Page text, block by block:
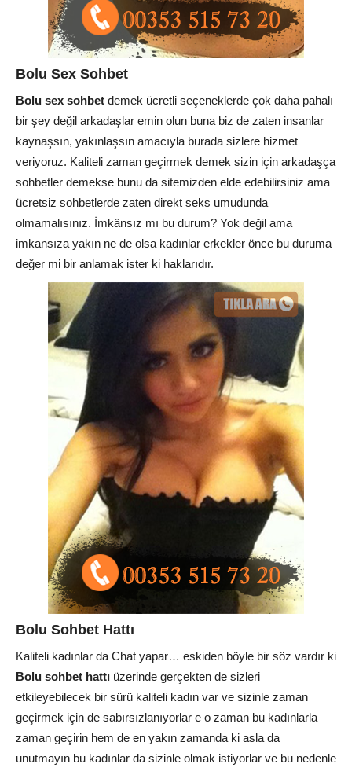
Bolu Sex Sohbet
Bolu sex sohbet demek ücretli seçeneklerde çok daha pahalı
bir şey değil arkadaşlar emin olun buna biz de zaten insanlar
kaynaşsın, yakınlaşsın amacıyla burada sizlere hizmet
veriyoruz. Kaliteli zaman geçirmek demek sizin için arkadaşça
sohbetler demekse bunu da sitemizden elde edebilirsiniz ama
ücretsiz sohbetlerde zaten direkt seks umudunda
olmamalısınız. İmkânsız mı bu durum? Yok değil ama
imkansıza yakın ne de olsa kadınlar erkekler önce bu duruma
değer mi bir anlamak ister ki haklarıdır.
Bolu Sohbet Hattı
Kaliteli kadınlar da Chat yapar… eskiden böyle bir söz vardır ki
Bolu sohbet hattı üzerinde gerçekten de sizleri
etkileyebilecek bir sürü kaliteli kadın var ve sizinle zaman
geçirmek için de sabırsızlanıyorlar e o zaman bu kadınlarla
zaman geçirin hem de en yakın zamanda ki asla da
unutmayın bu kadınlar da sizinle olmak istiyorlar ve bu nedenle